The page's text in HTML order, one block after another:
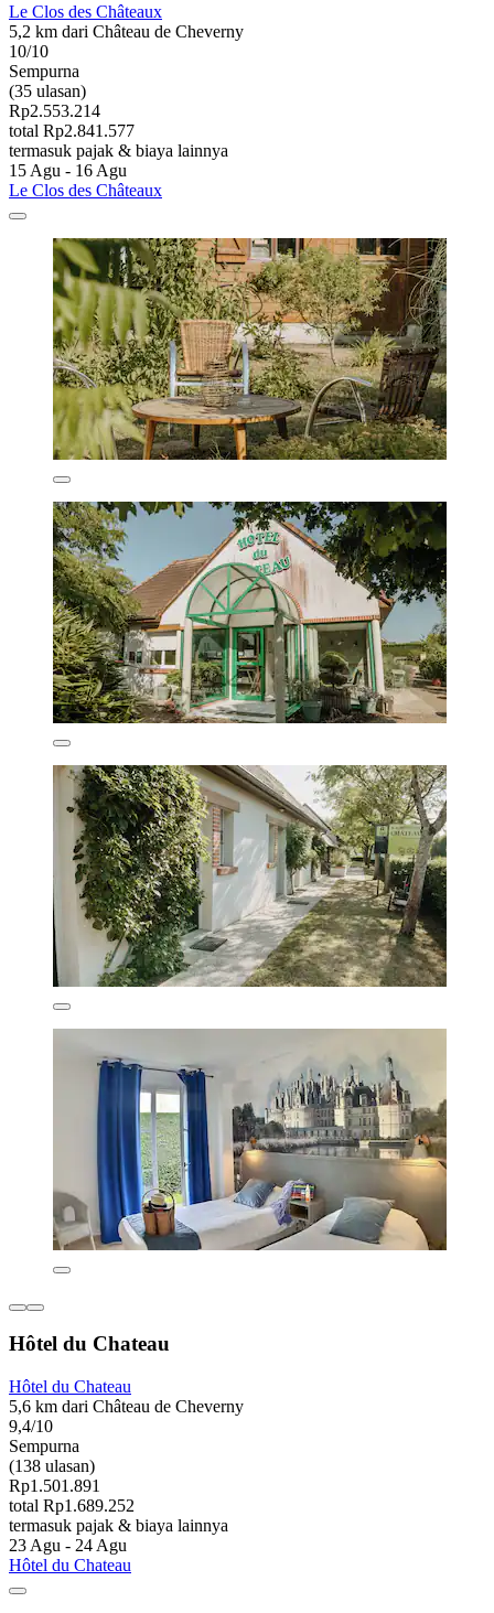
Le Clos des Châteaux
5,2 km dari Château de Cheverny
10/10
Sempurna
(35 ulasan)
Rp2.553.214
total Rp2.841.577
termasuk pajak & biaya lainnya
15 Agu - 16 Agu
Le Clos des Châteaux
Hôtel du Chateau
Hôtel du Chateau
5,6 km dari Château de Cheverny
9,4/10
Sempurna
(138 ulasan)
Rp1.501.891
total Rp1.689.252
termasuk pajak & biaya lainnya
23 Agu - 24 Agu
Hôtel du Chateau